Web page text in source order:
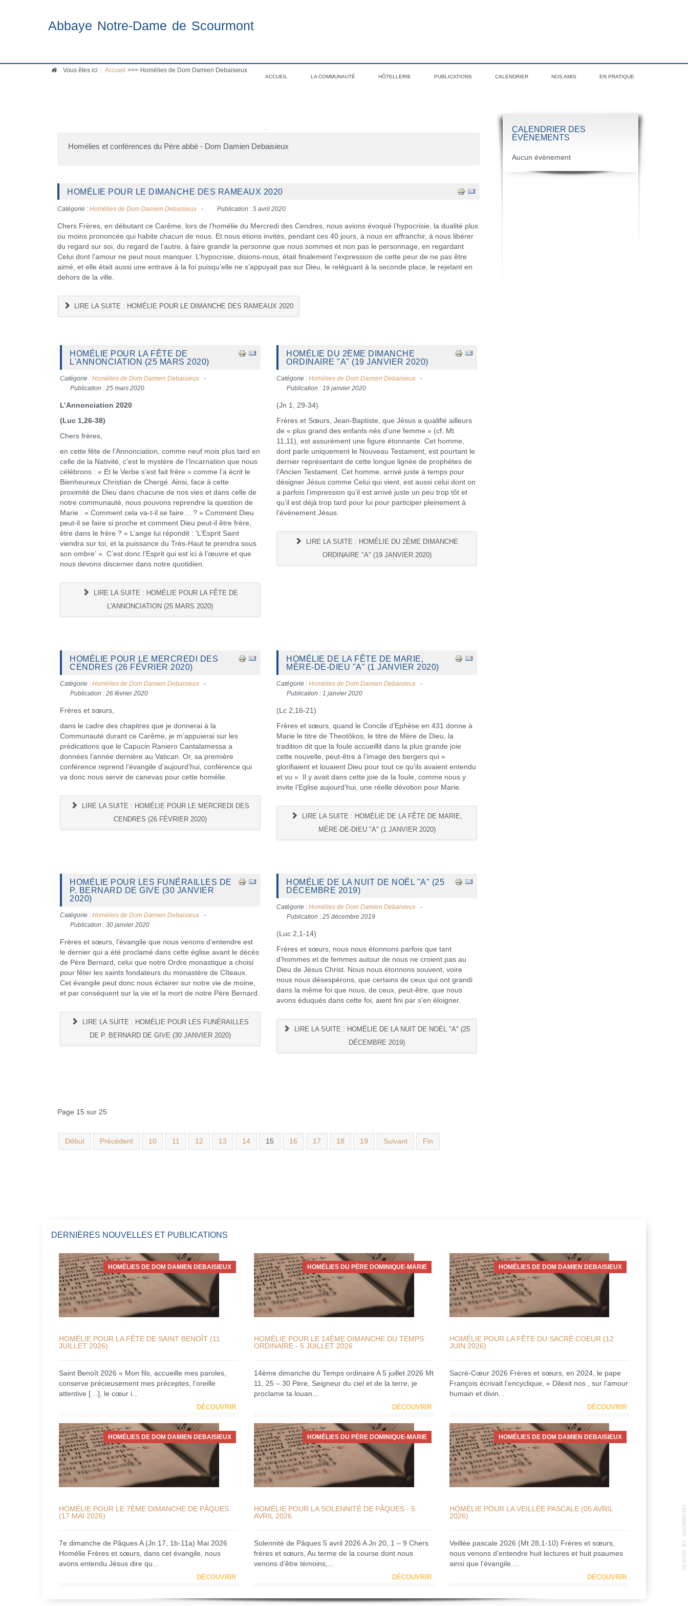
Abbaye Notre-Dame de Scourmont
ACCUEIL LA COMMUNAUTÉ HÔTELLERIE PUBLICATIONS CALENDRIER NOS AMIS EN PRATIQUE
Vous êtes ici : Accueil >>> Homélies de Dom Damien Debaisieux
Homélies et conférences du Père abbé - Dom Damien Debaisieux
HOMÉLIE POUR LE DIMANCHE DES RAMEAUX 2020
Catégorie : Homélies de Dom Damien Debaisieux Publication : 5 avril 2020
Chers Frères, en débutant ce Carême, lors de l’homélie du Mercredi des Cendres, nous avions évoqué l’hypocrisie, la dualité plus
ou moins prononcée qui habite chacun de nous. Et nous étions invités, pendant ces 40 jours, à nous en affranchir, à nous libérer
du regard sur soi, du regard de l’autre, à faire grandir la personne que nous sommes et non pas le personnage, en regardant
Celui dont l’amour ne peut nous manquer. L’hypocrisie, disions-nous, était finalement l’expression de cette peur de ne pas être
aimé, et elle était aussi une entrave à la foi puisqu’elle ne s’appuyait pas sur Dieu, le reléguant à la seconde place, le rejetant en
dehors de la ville.
LIRE LA SUITE : HOMÉLIE POUR LE DIMANCHE DES RAMEAUX 2020
HOMÉLIE POUR LA FÊTE DE
L'ANNONCIATION (25 MARS 2020)
Catégorie : Homélies de Dom Damien Debaisieux
Publication : 25 mars 2020
L’Annonciation 2020
(Luc 1,26-38)
Chers frères,
en cette fête de l’Annonciation, comme neuf mois plus tard en
celle de la Nativité, c’est le mystère de l’Incarnation que nous
célébrons : « Et le Verbe s’est fait frère » comme l’a écrit le
Bienheureux Christian de Chergé. Ainsi, face à cette
proximité de Dieu dans chacune de nos vies et dans celle de
notre communauté, nous pouvons reprendre la question de
Marie : « Comment cela va-t-il se faire… ? » Comment Dieu
peut-il se faire si proche et comment Dieu peut-il être frère,
être dans le frère ? « L’ange lui répondit : ‘L’Esprit Saint
viendra sur toi, et la puissance du Très-Haut te prendra sous
son ombre’ ». C’est donc l’Esprit qui est ici à l’œuvre et que
nous devons discerner dans notre quotidien.
LIRE LA SUITE : HOMÉLIE POUR LA FÊTE DE
L'ANNONCIATION (25 MARS 2020)
HOMÉLIE DU 2ÈME DIMANCHE
ORDINAIRE "A" (19 JANVIER 2020)
Catégorie :Homélies de Dom Damien Debaisieux
Publication : 19 janvier 2020
(Jn 1, 29-34)
Frères et Sœurs, Jean-Baptiste, que Jésus a qualifié ailleurs
de « plus grand des enfants nés d’une femme » (cf. Mt
11,11), est assurément une figure étonnante. Cet homme,
dont parle uniquement le Nouveau Testament, est pourtant le
dernier représentant de cette longue lignée de prophètes de
l’Ancien Testament. Cet homme, arrivé juste à temps pour
désigner Jésus comme Celui qui vient, est aussi celui dont on
a parfois l’impression qu’il est arrivé juste un peu trop tôt et
qu’il est déjà trop tard pour lui pour participer pleinement à
l’évènement Jésus.
LIRE LA SUITE : HOMÉLIE DU 2ÈME DIMANCHE
ORDINAIRE "A" (19 JANVIER 2020)
HOMÉLIE POUR LE MERCREDI DES
CENDRES (26 FÉVRIER 2020)
Catégorie : Homélies de Dom Damien Debaisieux
Publication : 26 février 2020
Frères et sœurs,
dans le cadre des chapitres que je donnerai à la
Communauté durant ce Carême, je m’appuierai sur les
prédications que le Capucin Raniero Cantalamessa a
données l’année dernière au Vatican. Or, sa première
conférence reprend l’évangile d’aujourd’hui, conférence qui
va donc nous servir de canevas pour cette homélie.
LIRE LA SUITE : HOMÉLIE POUR LE MERCREDI DES
CENDRES (26 FÉVRIER 2020)
HOMÉLIE DE LA FÊTE DE MARIE,
MÈRE-DE-DIEU "A" (1 JANVIER 2020)
Catégorie :Homélies de Dom Damien Debaisieux
Publication : 1 janvier 2020
(Lc 2,16-21)
Frères et sœurs, quand le Concile d’Ephèse en 431 donne à
Marie le titre de Theotôkos, le titre de Mère de Dieu, la
tradition dit que la foule accueillit dans la plus grande joie
cette nouvelle, peut-être à l’image des bergers qui «
glorifiaient et louaient Dieu pour tout ce qu’ils avaient entendu
et vu ». Il y avait dans cette joie de la foule, comme nous y
invite l’Eglise aujourd’hui, une réelle dévotion pour Marie.
LIRE LA SUITE : HOMÉLIE DE LA FÊTE DE MARIE,
MÈRE-DE-DIEU "A" (1 JANVIER 2020)
HOMÉLIE POUR LES FUNÉRAILLES DE
P. BERNARD DE GIVE (30 JANVIER
2020)
Catégorie : Homélies de Dom Damien Debaisieux
Publication : 30 janvier 2020
Frères et sœurs, l’évangile que nous venons d’entendre est
le dernier qui a été proclamé dans cette église avant le décès
de Père Bernard, celui que notre Ordre monastique a choisi
pour fêter les saints fondateurs du monastère de Cîteaux.
Cet évangile peut donc nous éclairer sur notre vie de moine,
et par conséquent sur la vie et la mort de notre Père Bernard.
LIRE LA SUITE : HOMÉLIE POUR LES FUNÉRAILLES
DE P. BERNARD DE GIVE (30 JANVIER 2020)
HOMÉLIE DE LA NUIT DE NOËL "A" (25
DÉCEMBRE 2019)
Catégorie :Homélies de Dom Damien Debaisieux
Publication : 25 décembre 2019
(Luc 2,1-14)
Frères et sœurs, nous nous étonnons parfois que tant
d’hommes et de femmes autour de nous ne croient pas au
Dieu de Jésus Christ. Nous nous étonnons souvent, voire
nous nous désespérons, que certains de ceux qui ont grandi
dans la même foi que nous, de ceux, peut-être, que nous
avons éduqués dans cette foi, aient fini par s’en éloigner.
LIRE LA SUITE : HOMÉLIE DE LA NUIT DE NOËL "A" (25
DÉCEMBRE 2019)
Page 15 sur 25
Début Précédent 10 11 12 13 14 15 16 17 18 19 Suivant Fin
CALENDRIER DES
ÉVÈNEMENTS
Aucun évènement
DERNIÈRES NOUVELLES ET PUBLICATIONS
HOMÉLIES DE DOM DAMIEN DEBAISIEUX
HOMÉLIE POUR LA FÊTE DE SAINT BENOÎT (11
JUILLET 2026)
Saint Benoît 2026 « Mon fils, accueille mes paroles,
conserve précieusement mes préceptes, l’oreille
attentive […], le cœur i...
DÉCOUVRIR
HOMÉLIES DU PÈRE DOMINIQUE-MARIE
HOMÉLIE POUR LE 14ÈME DIMANCHE DU TEMPS
ORDINAIRE - 5 JUILLET 2026
14ème dimanche du Temps ordinaire A 5 juillet 2026 Mt
11, 25 – 30 Père, Seigneur du ciel et de la terre, je
proclame ta louan...
DÉCOUVRIR
HOMÉLIES DE DOM DAMIEN DEBAISIEUX
HOMÉLIE POUR LA FÊTE DU SACRÉ COEUR (12
JUIN 2026)
Sacré-Cœur 2026 Frères et sœurs, en 2024, le pape
François écrivait l’encyclique, « Dilexit nos , sur l’amour
humain et divin...
DÉCOUVRIR
HOMÉLIES DE DOM DAMIEN DEBAISIEUX
HOMÉLIE POUR LE 7ÈME DIMANCHE DE PÂQUES
(17 MAI 2026)
7e dimanche de Pâques A (Jn 17, 1b-11a) Mai 2026
Homélie Frères et sœurs, dans cet évangile, nous
avons entendu Jésus dire qu...
DÉCOUVRIR
HOMÉLIES DU PÈRE DOMINIQUE-MARIE
HOMÉLIE POUR LA SOLENNITÉ DE PÂQUES - 5
AVRIL 2026
Solennité de Pâques 5 avril 2026 A Jn 20, 1 – 9 Chers
frères et sœurs, Au terme de la course dont nous
venons d’être témoins,...
DÉCOUVRIR
HOMÉLIES DE DOM DAMIEN DEBAISIEUX
HOMÉLIE POUR LA VEILLÉE PASCALE (05 AVRIL
2026)
Veillée pascale 2026 (Mt 28,1-10) Frères et sœurs,
nous venons d’entendre huit lectures et huit psaumes
ainsi que l’évangile....
DÉCOUVRIR